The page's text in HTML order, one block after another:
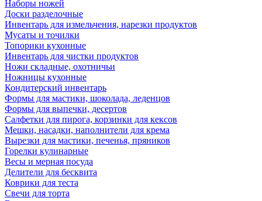
Наборы ножей
Доски разделочные
Инвентарь для измельчения, нарезки продуктов
Мусаты и точилки
Топорики кухонные
Инвентарь для чистки продуктов
Ножи складные, охотничьи
Ножницы кухонные
Кондитерский инвентарь
Формы для мастики, шоколада, леденцов
Формы для выпечки, десертов
Салфетки для пирога, корзинки для кексов
Мешки, насадки, наполнители для крема
Вырезки для мастики, печенья, пряников
Горелки кулинарные
Весы и мерная посуда
Делители для бесквита
Коврики для теста
Свечи для торта